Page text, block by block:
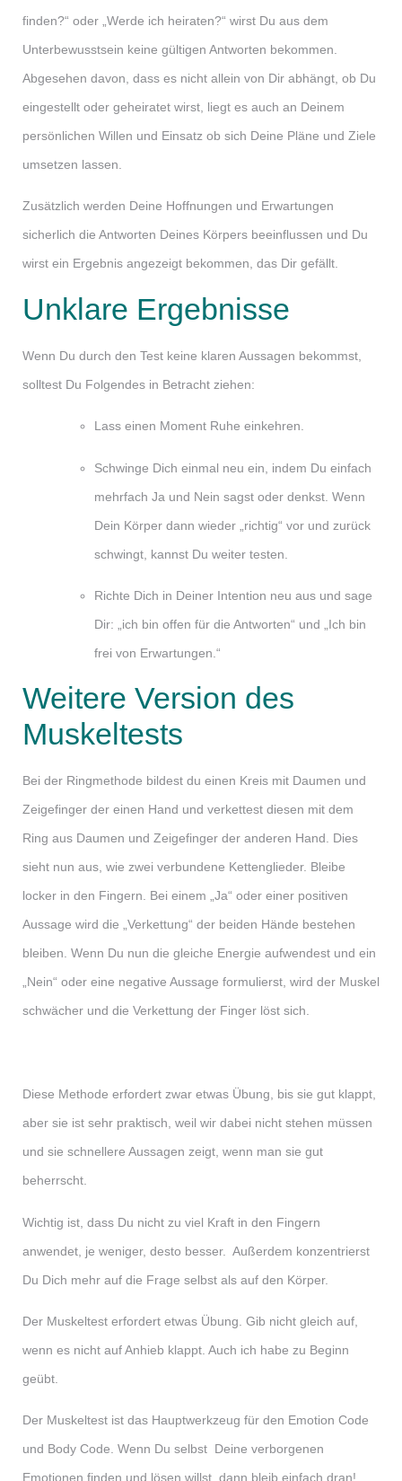
finden?“ oder „Werde ich heiraten?“ wirst Du aus dem
Unterbewusstsein keine gültigen Antworten bekommen.
Abgesehen davon, dass es nicht allein von Dir abhängt, ob Du
eingestellt oder geheiratet wirst, liegt es auch an Deinem
persönlichen Willen und Einsatz ob sich Deine Pläne und Ziele
umsetzen lassen.
Zusätzlich werden Deine Hoffnungen und Erwartungen
sicherlich die Antworten Deines Körpers beeinflussen und Du
wirst ein Ergebnis angezeigt bekommen, das Dir gefällt.
Unklare Ergebnisse
Wenn Du durch den Test keine klaren Aussagen bekommst,
solltest Du Folgendes in Betracht ziehen:
Lass einen Moment Ruhe einkehren.
Schwinge Dich einmal neu ein, indem Du einfach
mehrfach Ja und Nein sagst oder denkst. Wenn
Dein Körper dann wieder „richtig“ vor und zurück
schwingt, kannst Du weiter testen.
Richte Dich in Deiner Intention neu aus und sage
Dir: „ich bin offen für die Antworten“ und „Ich bin
frei von Erwartungen.“
Weitere Version des
Muskeltests
Bei der Ringmethode bildest du einen Kreis mit Daumen und
Zeigefinger der einen Hand und verkettest diesen mit dem
Ring aus Daumen und Zeigefinger der anderen Hand. Dies
sieht nun aus, wie zwei verbundene Kettenglieder. Bleibe
locker in den Fingern. Bei einem „Ja“ oder einer positiven
Aussage wird die „Verkettung“ der beiden Hände bestehen
bleiben. Wenn Du nun die gleiche Energie aufwendest und ein
„Nein“ oder eine negative Aussage formulierst, wird der Muskel
schwächer und die Verkettung der Finger löst sich.
Diese Methode erfordert zwar etwas Übung, bis sie gut klappt,
aber sie ist sehr praktisch, weil wir dabei nicht stehen müssen
und sie schnellere Aussagen zeigt, wenn man sie gut
beherrscht.
Wichtig ist, dass Du nicht zu viel Kraft in den Fingern
anwendet, je weniger, desto besser. Außerdem konzentrierst
Du Dich mehr auf die Frage selbst als auf den Körper.
Der Muskeltest erfordert etwas Übung. Gib nicht gleich auf,
wenn es nicht auf Anhieb klappt. Auch ich habe zu Beginn
geübt.
Der Muskeltest ist das Hauptwerkzeug für den Emotion Code
und Body Code. Wenn Du selbst Deine verborgenen
Emotionen finden und lösen willst, dann bleib einfach dran!